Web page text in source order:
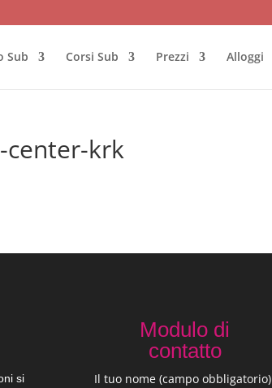
Sub Corsi Sub Prezzi Alloggi
center-krk
si
Modulo di
contatto
Il tuo nome (campo obbligatorio)